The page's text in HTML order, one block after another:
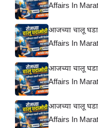
Affairs In
आजच्या चालू
Affairs In
आजच्या चालू
Affairs In
आजच्या चालू
Affairs In